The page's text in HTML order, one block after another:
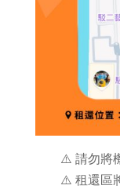
⚠️ 請勿將
⚠️ 租還區